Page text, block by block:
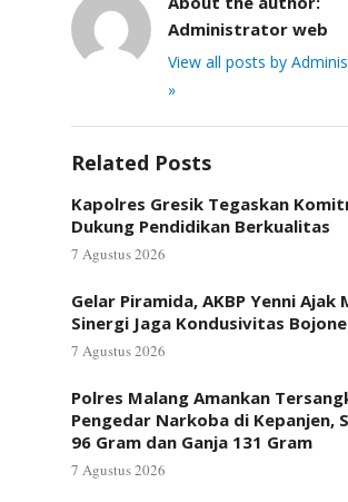
Administrator web
View all posts by
»
Related Posts
Kapolres Gresik Tegaskan
Dukung Pendidikan Berkualitas
7 Agustus 2026
Gelar Piramida, AKBP Yenni Ajak
Sinergi Jaga Kondusivitas
7 Agustus 2026
Polres Malang Amankan
Pengedar Narkoba di Kepanjen,
96 Gram dan Ganja 131 Gram
7 Agustus 2026